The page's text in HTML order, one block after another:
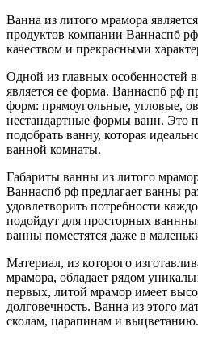
Ванна из литого мрамора
продуктов компании Ваннаспб
качеством и прекрасными
Одной из главных особенностей
является ее форма. Ваннаспб рф
форм: прямоугольные, угловые,
нестандартные формы ванн. Это
подобрать ванну, которая
ванной комнаты.
Габариты ванны из литого
Ваннаспб рф предлагает ванны
удовлетворить потребности
подойдут для просторных
ванны поместятся даже в
Материал, из которого
мрамора, обладает рядом
первых, литой мрамор имеет
долговечность. Ванна из этого
сколам, царапинам и выцветанию.